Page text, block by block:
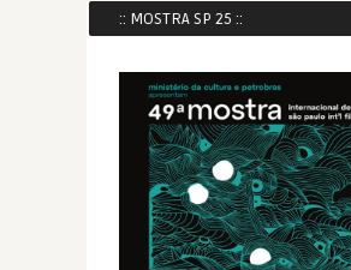
:: MOSTRA SP 25 ::